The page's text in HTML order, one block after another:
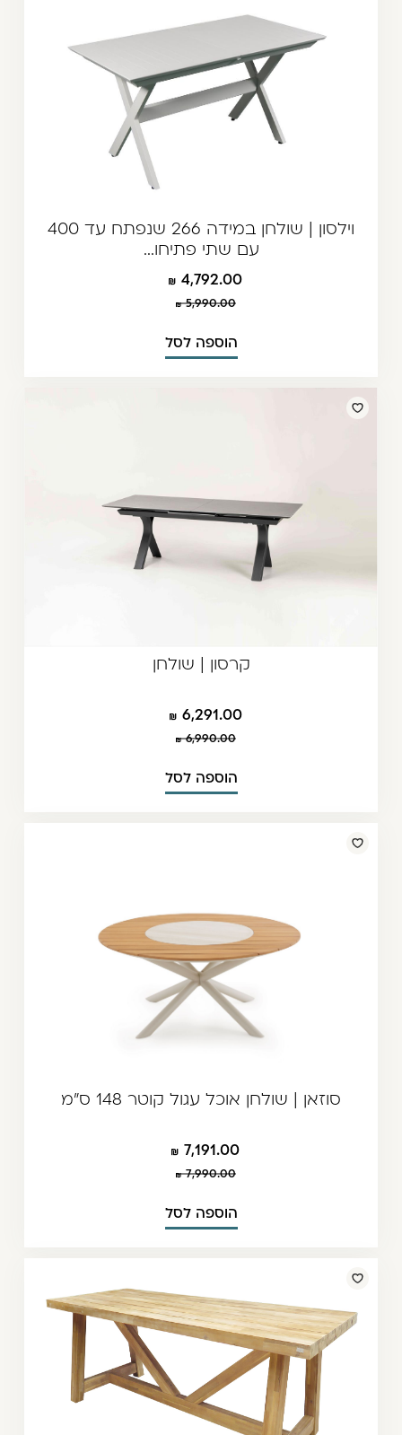
וילסון | שולחן במידה 266 שנפתח עד 400
עם שתי פתיחו...
4,792.00
5,990.00
הוספה לסל
קרסון | שולחן
6,291.00
6,990.00
הוספה לסל
סוזאן | שולחן אוכל עגול קוטר 148 ס"מ
7,191.00
7,990.00
הוספה לסל